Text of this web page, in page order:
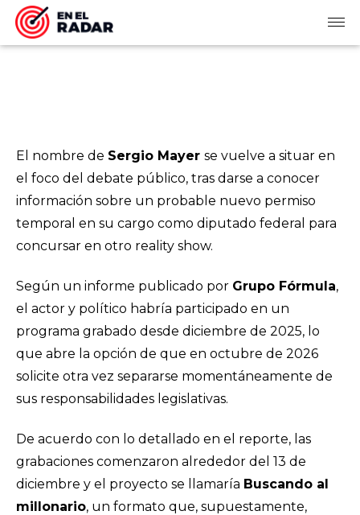
El nombre de Sergio Mayer se vuelve a situar en
el foco del debate público, tras darse a conocer
información sobre un probable nuevo permiso
temporal en su cargo como diputado federal para
concursar en otro reality show.
Según un informe publicado por Grupo Fórmula,
el actor y político habría participado en un
programa grabado desde diciembre de 2025, lo
que abre la opción de que en octubre de 2026
solicite otra vez separarse momentáneamente de
sus responsabilidades legislativas.
De acuerdo con lo detallado en el reporte, las
grabaciones comenzaron alrededor del 13 de
diciembre y el proyecto se llamaría Buscando al
millonario, un formato que, supuestamente,